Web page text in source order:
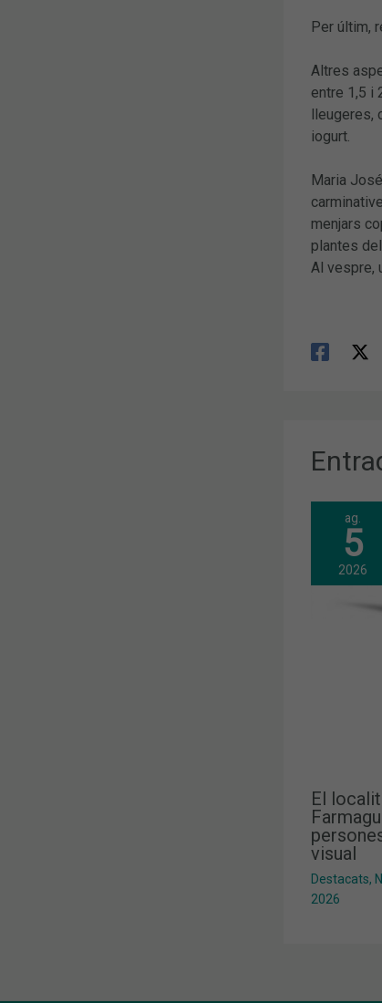
Per últim,
Altres
entre 1,5 i
lleugeres,
iogurt.
Maria
menjars
plantes
Al vespre,
ag.
5
2026
El
visual
Destacats,
2026